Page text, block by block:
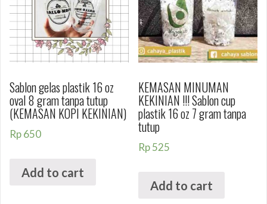
Sablon gelas plastik 16 oz
oval 8 gram tanpa tutup
(KEMASAN KOPI KEKINIAN)
Rp650
Add to cart
KEMASAN MINUMAN
KEKINIAN !!! Sablon cup
plastik 16 oz 7 gram tanpa
tutup
Rp525
Add to cart